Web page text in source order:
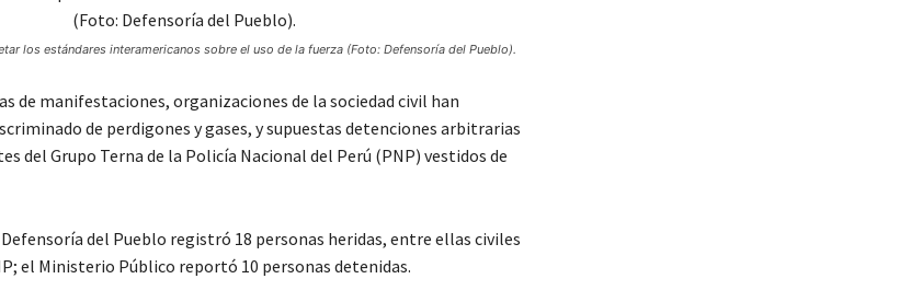
los estándares interamericanos sobre el uso de la fuerza (Foto: Defensoría del Pueblo).
de manifestaciones, organizaciones de la sociedad civil han
de perdigones y gases, y supuestas detenciones arbitrarias
del Grupo Terna de la Policía Nacional del Perú (PNP) vestidos de
del Pueblo registró 18 personas heridas, entre ellas civiles
el Ministerio Público reportó 10 personas detenidas.